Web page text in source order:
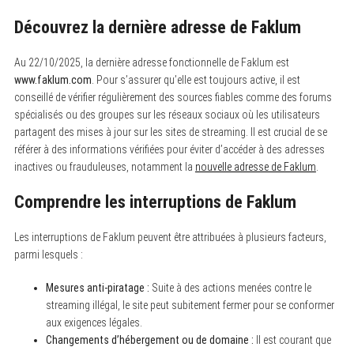
Découvrez la dernière adresse de Faklum
Au 22/10/2025, la dernière adresse fonctionnelle de Faklum est
www.faklum.com . Pour s’assurer qu’elle est toujours active, il est
conseillé de vérifier régulièrement des sources fiables comme des forums
spécialisés ou des groupes sur les réseaux sociaux où les utilisateurs
partagent des mises à jour sur les sites de streaming. Il est crucial de se
référer à des informations vérifiées pour éviter d’accéder à des adresses
inactives ou frauduleuses, notamment la nouvelle adresse de Faklum
Comprendre les interruptions de Faklum
Les interruptions de Faklum peuvent être attribuées à plusieurs facteurs,
parmi lesquels :
Mesures anti-piratage : Suite à des actions menées contre le
streaming illégal, le site peut subitement fermer pour se conformer
aux exigences légales.
Changements d’hébergement ou de domaine : Il est courant que